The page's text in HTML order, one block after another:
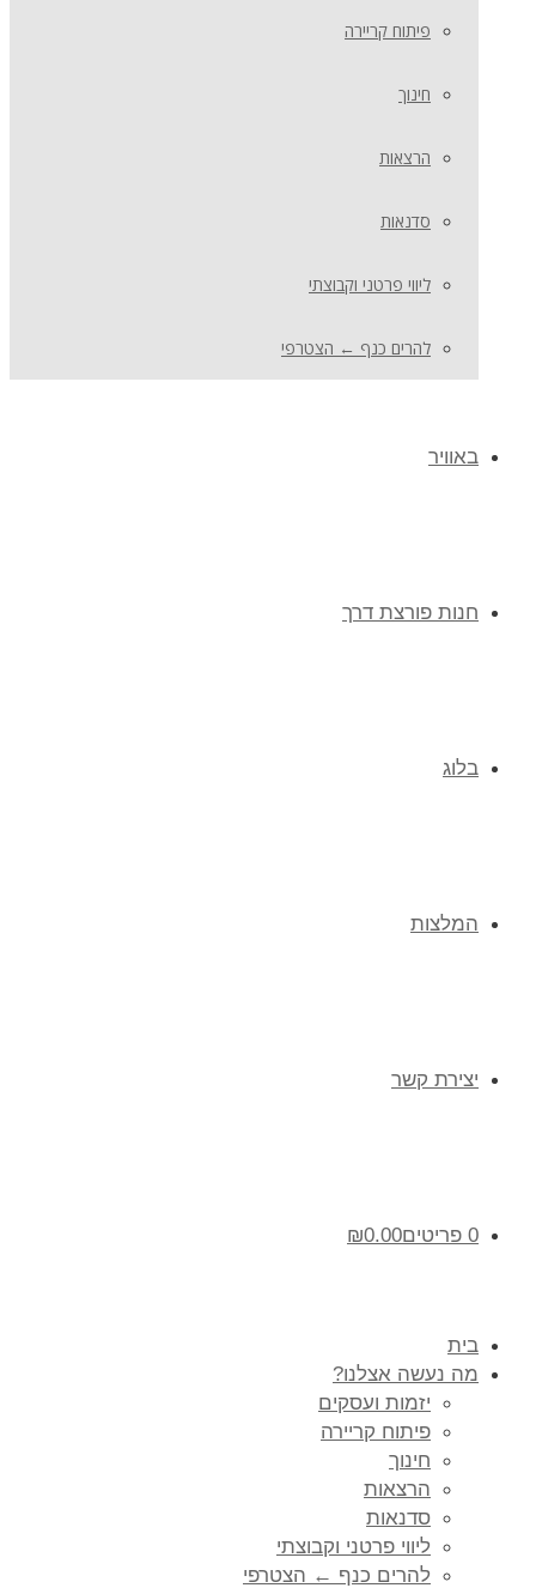
פיתוח קריירה
חינוך
הרצאות
סדנאות
ליווי פרטני וקבוצתי
להרים כנף ← הצטרפי
באוויר
חנות פורצת דרך
בלוג
המלצות
יצירת קשר
0 פריטים ₪0.00
בית
מה נעשה אצלנו?
יזמות ועסקים
פיתוח קריירה
חינוך
הרצאות
סדנאות
ליווי פרטני וקבוצתי
להרים כנף ← הצטרפי